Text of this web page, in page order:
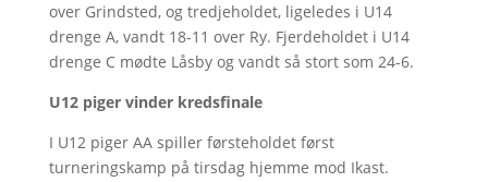
over Grindsted, og tredjeholdet, ligeledes i U14
drenge A, vandt 18-11 over Ry. Fjerdeholdet i U14
drenge C mødte Låsby og vandt så stort som 24-6.
U12 piger vinder kredsfinale
I U12 piger AA spiller førsteholdet først
turneringskamp på tirsdag hjemme mod Ikast.